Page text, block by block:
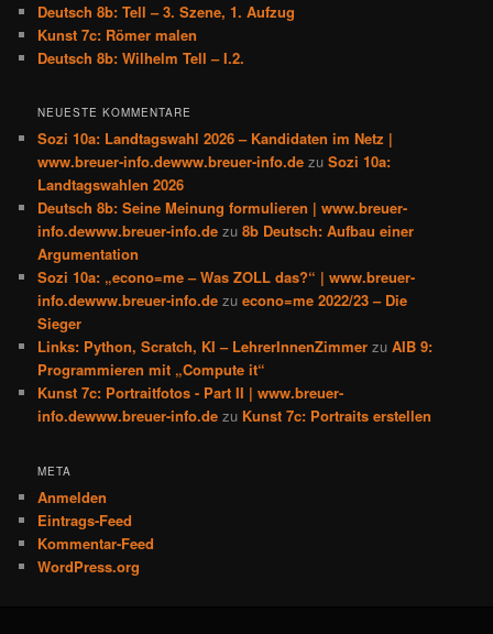
Deutsch 8b: Tell – 3. Szene, 1. Aufzug
Kunst 7c: Römer malen
Deutsch 8b: Wilhelm Tell – I.2.
NEUESTE KOMMENTARE
Sozi 10a: Landtagswahl 2026 – Kandidaten im Netz |
www.breuer-info.dewww.breuer-info.de zuSozi 10a:
Landtagswahlen 2026
Deutsch 8b: Seine Meinung formulieren | www.breuer-
info.dewww.breuer-info.de zu8b Deutsch: Aufbau einer
Argumentation
Sozi 10a: „econo=me – Was ZOLL das?“ | www.breuer-
info.dewww.breuer-info.de zuecono=me 2022/23 – Die
Sieger
Links: Python, Scratch, KI – LehrerInnenZimmer zuAIB 9:
Programmieren mit „Compute it“
Kunst 7c: Portraitfotos - Part II | www.breuer-
info.dewww.breuer-info.de zu Kunst 7c: Portraits erstellen
META
Anmelden
Eintrags-Feed
Kommentar-Feed
WordPress.org